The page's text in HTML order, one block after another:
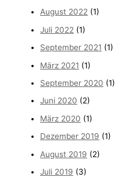
August 2022 (1)
Juli 2022 (1)
September 2021 (1)
März 2021 (1)
September 2020 (1)
Juni 2020 (2)
März 2020 (1)
Dezember 2019 (1)
August 2019 (2)
Juli 2019 (3)